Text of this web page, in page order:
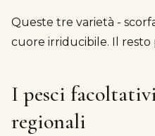
Queste tre varietà -
cuore irriducibile. Il resto
I pesci
regionali